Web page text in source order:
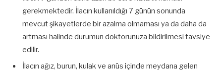
gerekmektedir. İlacın kullanıldığı 7 günün sonunda
mevcut şikayetlerde bir azalma olmaması ya da daha da
artması halinde durumun doktorunuza bildirilmesi tavsiye
edilir.
İlacın ağız, burun, kulak ve anüs içinde meydana gelen